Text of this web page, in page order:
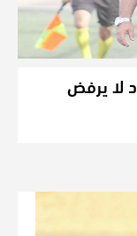
لا يرفض